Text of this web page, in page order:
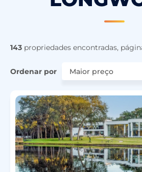
143 propriedades encontradas,
Ordenar por